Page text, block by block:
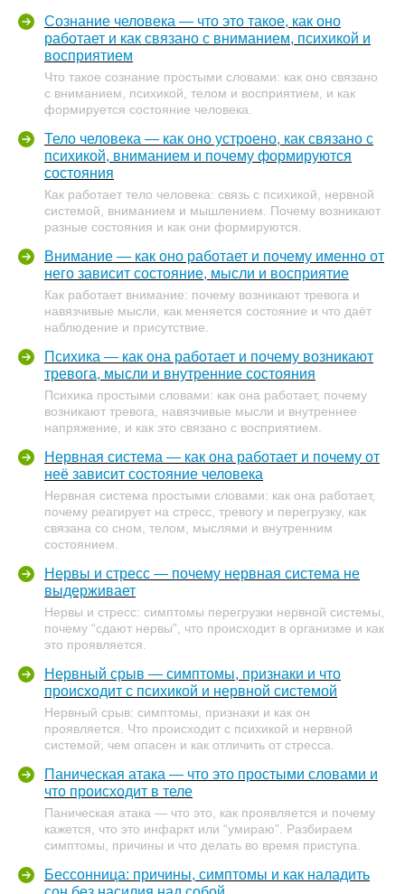
Сознание человека — что это такое, как оно
работает и как связано с вниманием, психикой и
восприятием
Что такое сознание простыми словами: как оно связано
с вниманием, психикой, телом и восприятием, и как
формируется состояние человека.
Тело человека — как оно устроено, как связано с
психикой, вниманием и почему формируются
состояния
Как работает тело человека: связь с психикой, нервной
системой, вниманием и мышлением. Почему возникают
разные состояния и как они формируются.
Внимание — как оно работает и почему именно от
него зависит состояние, мысли и восприятие
Как работает внимание: почему возникают тревога и
навязчивые мысли, как меняется состояние и что даёт
наблюдение и присутствие.
Психика — как она работает и почему возникают
тревога, мысли и внутренние состояния
Психика простыми словами: как она работает, почему
возникают тревога, навязчивые мысли и внутреннее
напряжение, и как это связано с восприятием.
Нервная система — как она работает и почему от
неё зависит состояние человека
Нервная система простыми словами: как она работает,
почему реагирует на стресс, тревогу и перегрузку, как
связана со сном, телом, мыслями и внутренним
состоянием.
Нервы и стресс — почему нервная система не
выдерживает
Нервы и стресс: симптомы перегрузки нервной системы,
почему “сдают нервы”, что происходит в организме и как
это проявляется.
Нервный срыв — симптомы, признаки и что
происходит с психикой и нервной системой
Нервный срыв: симптомы, признаки и как он
проявляется. Что происходит с психикой и нервной
системой, чем опасен и как отличить от стресса.
Паническая атака — что это простыми словами и
что происходит в теле
Паническая атака — что это, как проявляется и почему
кажется, что это инфаркт или “умираю”. Разбираем
симптомы, причины и что делать во время приступа.
Бессонница: причины, симптомы и как наладить